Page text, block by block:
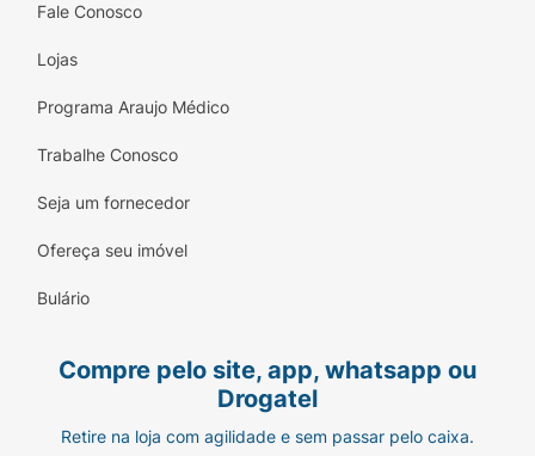
Fale Conosco
Lojas
Programa Araujo Médico
Trabalhe Conosco
Seja um fornecedor
Ofereça seu imóvel
Bulário
Compre pelo site, app, whatsapp ou
Drogatel
Retire na loja com agilidade e sem passar pelo caixa.